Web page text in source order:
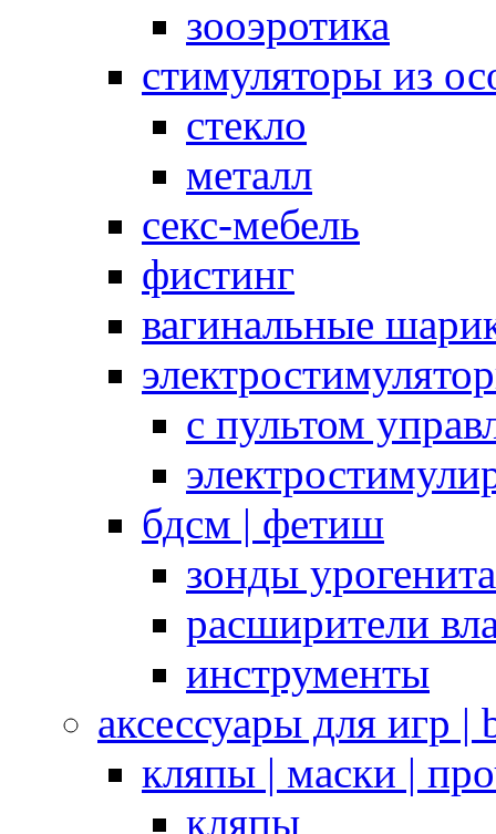
зооэротика
стимуляторы из
стекло
металл
секс-мебель
фистинг
вагинальные
с пультом
бдсм | фетиш
зонды
расширители
инструменты
аксессуары для игр |
кляпы | маски |
кляпы